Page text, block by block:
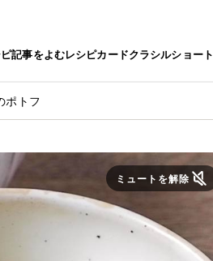
記事をよむレシピカードクラシルショート
ポトフ
ミュートを解除